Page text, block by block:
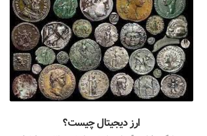
ارز‌ دیجیتال چیست؟